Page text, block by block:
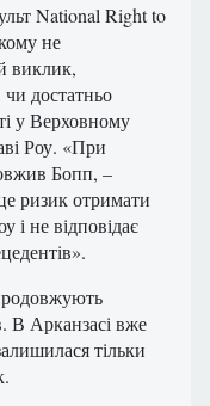
National Right to
не
виклик,
достатньо
у Верховному
Роу. «При
Бопп, –
ризик отримати
і не відповідає
В Арканзасі вже
тільки